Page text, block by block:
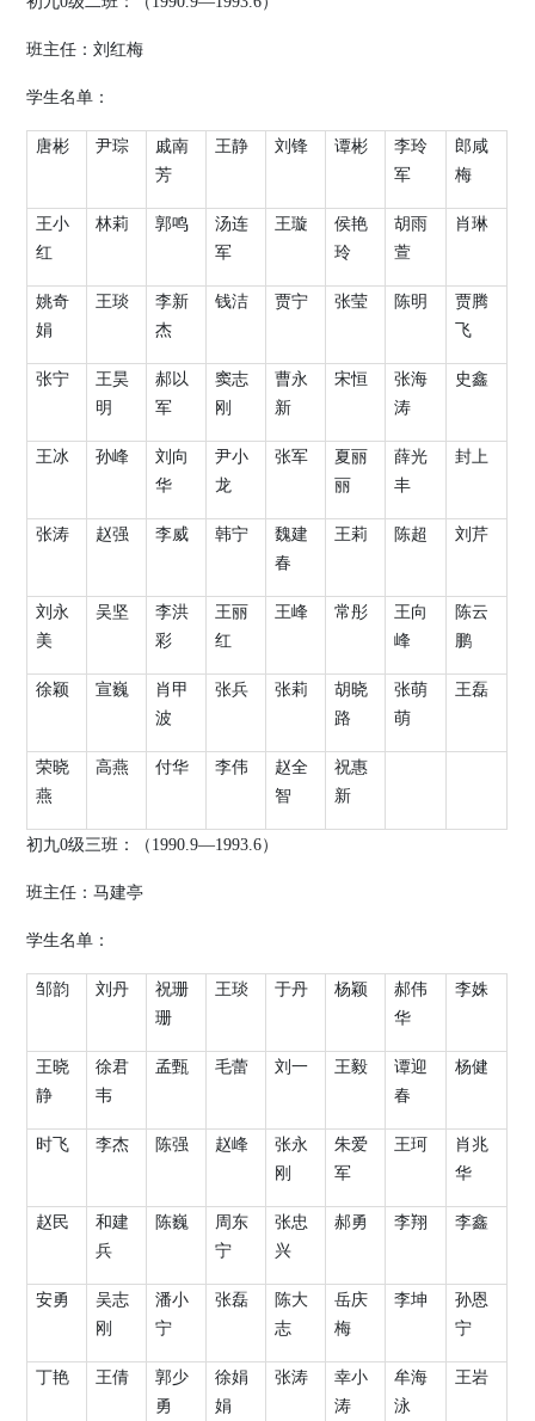
班主任：刘红梅
学生名单：
唐彬 尹琮
戚南
芳
王静 刘锋 谭彬
李玲
军
郎咸
梅
王小
红
林莉 郭鸣
汤连
军
王璇
侯艳
玲
胡雨
萱
肖琳
姚奇
娟
王琰
李新
杰
钱洁 贾宁 张莹 陈明
贾腾
飞
张宁
王昊
明
郝以
军
窦志
刚
曹永
新
宋恒
张海
涛
史鑫
王冰 孙峰
刘向
华
尹小
龙
张军
夏丽
丽
薛光
丰
封上
张涛 赵强 李威 韩宁
魏建
春
王莉 陈超 刘芹
刘永
美
吴坚
李洪
彩
王丽
红
王峰 常彤
王向
峰
陈云
鹏
徐颖 宣巍
肖甲
波
张兵 张莉
胡晓
路
张萌
萌
王磊
荣晓
燕
高燕 付华 李伟
赵全
智
祝惠
新
初九0级三班：（ 1990.9—1993.6）
班主任：马建亭
学生名单：
邹韵 刘丹
祝珊
珊
王琰 于丹 杨颖
郝伟
华
李姝
王晓
静
徐君
韦
孟甄 毛蕾 刘一 王毅
谭迎
春
杨健
时飞 李杰 陈强 赵峰
张永
刚
朱爱
军
王珂
肖兆
华
赵民
和建
兵
陈巍
周东
宁
张忠
兴
郝勇 李翔 李鑫
安勇
吴志
刚
潘小
宁
张磊
陈大
志
岳庆
梅
李坤
孙恩
宁
丁艳 王倩
郭少
勇
徐娟
娟
张涛
幸小
涛
牟海
泳
王岩